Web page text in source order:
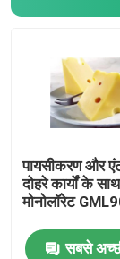
पायसीकरण और
दोहरे कार्यों के
मोनोलॉरेट
सबसे